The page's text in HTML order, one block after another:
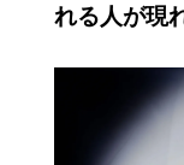
れる人が現